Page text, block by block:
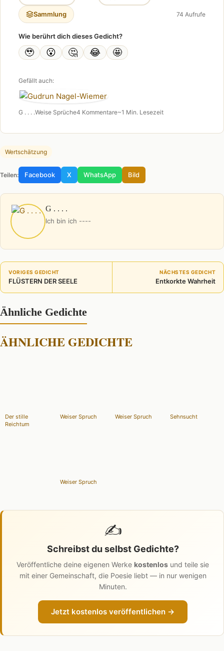
Sammlung 74 Aufrufe
Wie berührt dich dieses Gedicht?
🥹 😮 🤔 😂 🤩
Gefällt auch:
G . . . .Weise Sprüche4 Kommentare~1 Min. Lesezeit
Wertschätzung
Teilen: Facebook X WhatsApp Bild
G . . . .
Ich bin ich ----
VORIGES GEDICHT
FLÜSTERN DER SEELE
NÄCHSTES GEDICHT
Entkorkte Wahrheit
Ähnliche Gedichte
ÄHNLICHE GEDICHTE
Der stille
Reichtum
Weiser Spruch Weiser Spruch Sehnsucht
Weiser Spruch
✍️
Schreibst du selbst Gedichte?
Veröffentliche deine eigenen Werke kostenlos und teile sie
mit einer Gemeinschaft, die Poesie liebt — in nur wenigen
Minuten.
Jetzt kostenlos veröffentlichen →